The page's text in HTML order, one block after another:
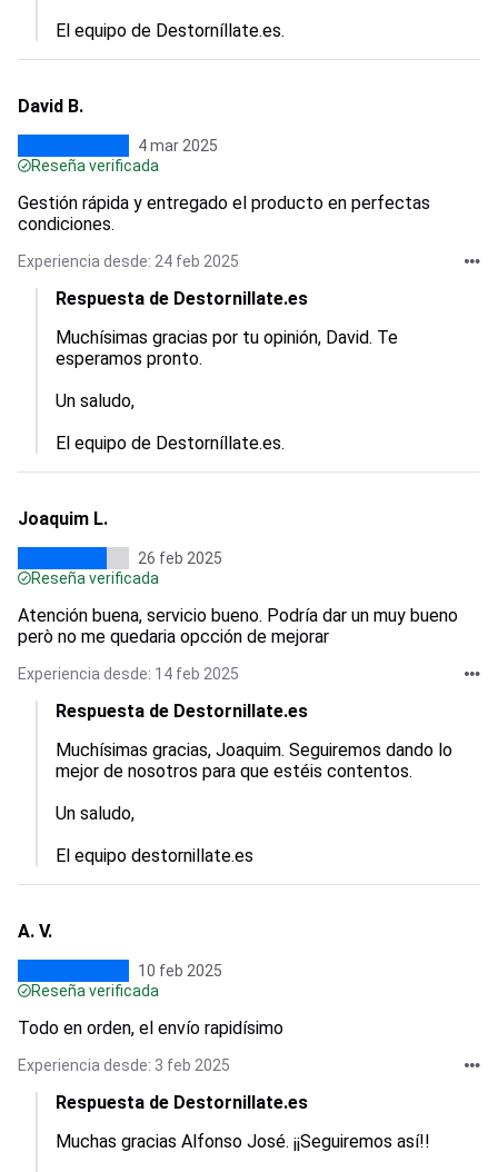
El equipo de Destorníllate.es.
David B.
4 mar 2025
Reseña verificada
Gestión rápida y entregado el producto en perfectas
condiciones.
Experiencia desde: 24 feb 2025
Respuesta de Destornillate.es
Muchísimas gracias por tu opinión, David. Te
esperamos pronto.
Un saludo,
El equipo de Destorníllate.es.
Joaquim L.
26 feb 2025
Reseña verificada
Atención buena, servicio bueno. Podría dar un muy bueno
però no me quedaria opcción de mejorar
Experiencia desde: 14 feb 2025
Respuesta de Destornillate.es
Muchísimas gracias, Joaquim. Seguiremos dando lo
mejor de nosotros para que estéis contentos.
Un saludo,
El equipo destornillate.es
A. V.
10 feb 2025
Reseña verificada
Todo en orden, el envío rapidísimo
Experiencia desde: 3 feb 2025
Respuesta de Destornillate.es
Muchas gracias Alfonso José. ¡¡Seguiremos así!!